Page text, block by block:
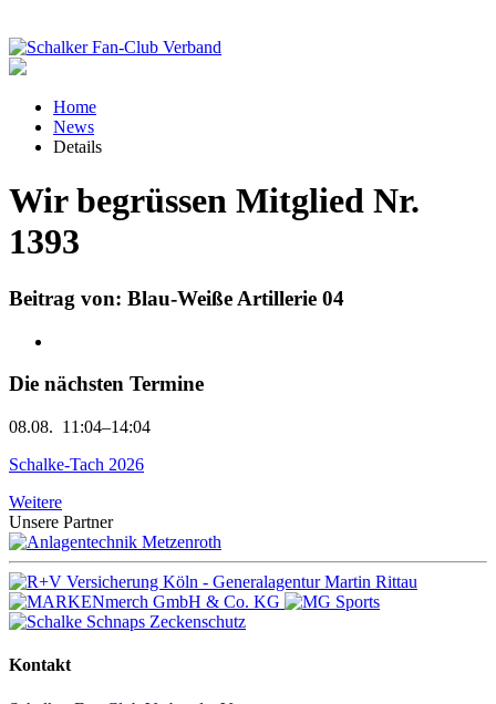
Home
News
Details
Wir begrüssen Mitglied Nr.
1393
Beitrag von: Blau-Weiße Artillerie 04
Die nächsten Termine
08.08. 11:04–14:04
Schalke-Tach 2026
Weitere
Unsere Partner
Kontakt